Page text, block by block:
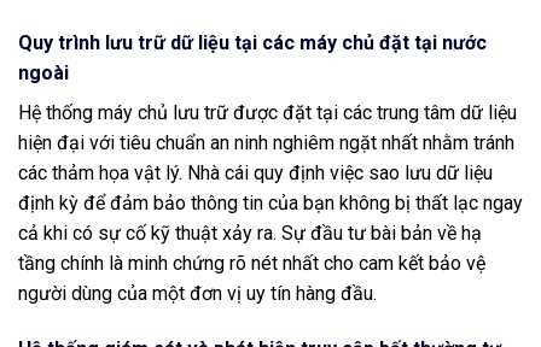
Quy trình lưu trữ dữ liệu tại các máy chủ đặt tại nước
ngoài
Hệ thống máy chủ lưu trữ được đặt tại các trung tâm dữ liệu
hiện đại với tiêu chuẩn an ninh nghiêm ngặt nhất nhằm tránh
các thảm họa vật lý. Nhà cái quy định việc sao lưu dữ liệu
định kỳ để đảm bảo thông tin của bạn không bị thất lạc ngay
cả khi có sự cố kỹ thuật xảy ra. Sự đầu tư bài bản về hạ
tầng chính là minh chứng rõ nét nhất cho cam kết bảo vệ
người dùng của một đơn vị uy tín hàng đầu.